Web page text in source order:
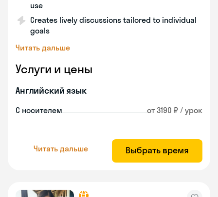
use
Creates lively discussions tailored to individual
goals
Читать дальше
Услуги и цены
Английский язык
С носителем от 3190 ₽ / урок
Читать дальше Выбрать время